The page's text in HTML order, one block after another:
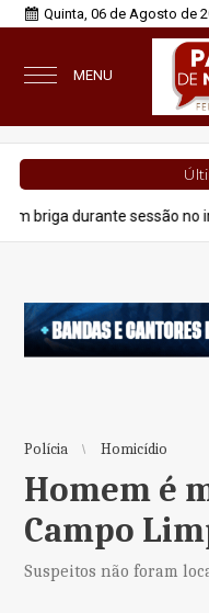
Quinta, 06 de Agosto de
MENU
sessão no interior da
Polícia Homicídio
Homem é
Campo
Suspeitos não foram